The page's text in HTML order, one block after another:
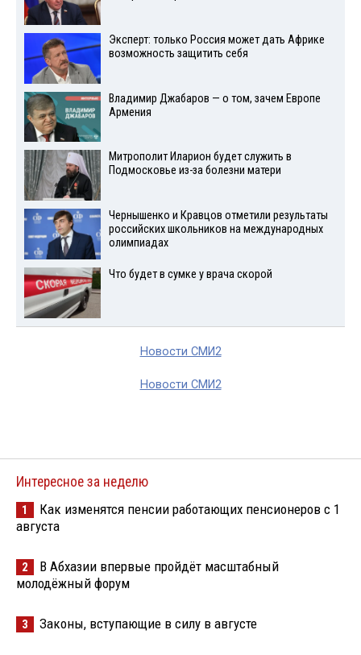
Эксперт: только Россия может дать Африке
возможность защитить себя
Владимир Джабаров — о том, зачем Европе
Армения
Митрополит Иларион будет служить в
Подмосковье из-за болезни матери
Чернышенко и Кравцов отметили результаты
российских школьников на международных
олимпиадах
Что будет в сумке у врача скорой
Новости СМИ2
Новости СМИ2
Интересное за неделю
1
Как изменятся пенсии работающих пенсионеров с 1
августа
2
В Абхазии впервые пройдёт масштабный
молодёжный форум
3 Законы, вступающие в силу в августе